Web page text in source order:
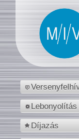
Lebonyolítás
Díjazás